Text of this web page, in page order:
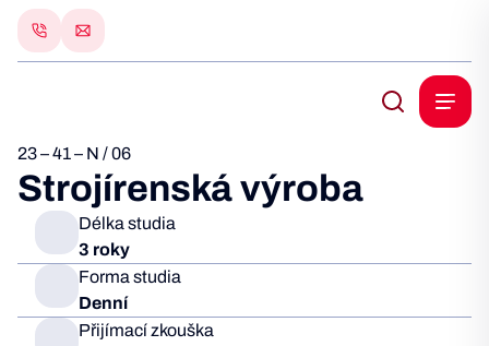
23 – 41 – N / 06
Strojírenská výroba
Délka studia
3 roky
Forma studia
Denní
Přijímací zkouška